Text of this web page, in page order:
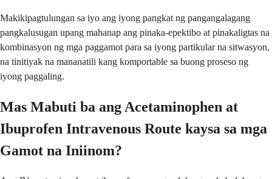
Makikipagtulungan sa iyo ang iyong pangkat ng pangangalagang
pangkalusugan upang mahanap ang pinaka-epektibo at pinakaligtas na
kombinasyon ng mga paggamot para sa iyong partikular na sitwasyon,
na tinitiyak na mananatili kang komportable sa buong proseso ng
iyong paggaling.
Mas Mabuti ba ang Acetaminophen at
Ibuprofen Intravenous Route kaysa sa mga
Gamot na Iniinom?